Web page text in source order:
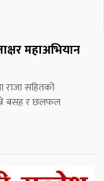
महाअभियान
राजा सहितको
बसह र छलफल